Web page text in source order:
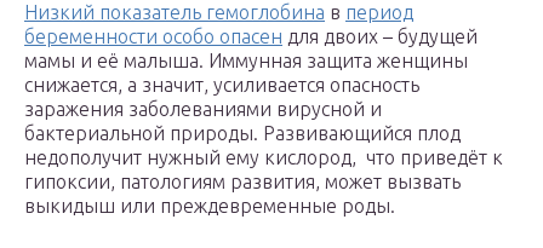
Низкий показатель гемоглобина в период
беременности особо опасен для двоих – будущей
мамы и её малыша. Иммунная защита женщины
снижается, а значит, усиливается опасность
заражения заболеваниями вирусной и
бактериальной природы. Развивающийся плод
недополучит нужный ему кислород, что приведёт к
гипоксии, патологиям развития, может вызвать
выкидыш или преждевременные роды.